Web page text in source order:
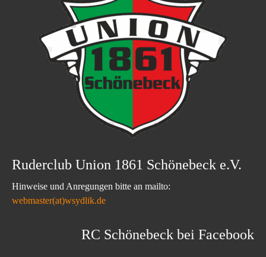
Ruderclub Union 1861 Schönebeck e.V.
Hinweise und Anregungen bitte an mailto:
webmaster(at)wsydlik.de
RC Schönebeck bei Facebook